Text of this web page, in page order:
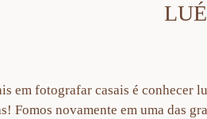
em fotografar casais é conhecer
Fomos novamente em uma das